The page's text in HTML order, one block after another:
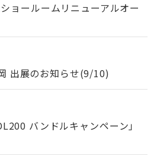
ョールームリニューアルオー
出展のお知らせ(9/10)
バンドルキャンペーン」